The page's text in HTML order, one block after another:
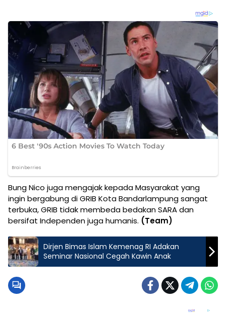
Bung Nico juga mengajak kepada Masyarakat yang
ingin bergabung di GRIB Kota Bandarlampung sangat
terbuka, GRIB tidak membeda bedakan SARA dan
bersifat Independen juga humanis. (Team)
Dirjen Bimas Islam Kemenag RI Adakan
Seminar Nasional Cegah Kawin Anak